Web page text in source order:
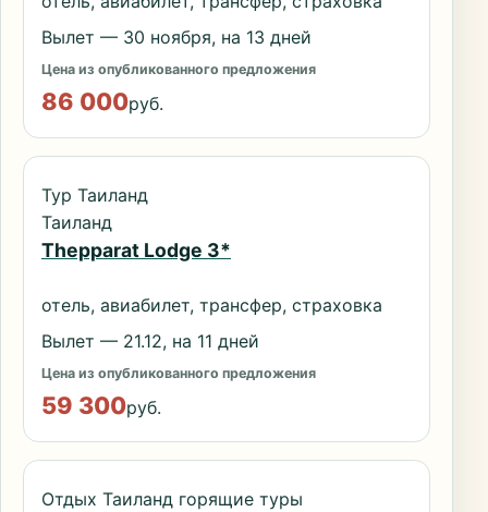
Вылет — 30 ноября, на 13 дней
Цена из опубликованного предложения
86 000руб.
Тур Таиланд
Таиланд
Thepparat Lodge 3*
отель, авиабилет, трансфер, страховка
Вылет — 21.12, на 11 дней
Цена из опубликованного предложения
59 300руб.
Отдых Таиланд горящие туры